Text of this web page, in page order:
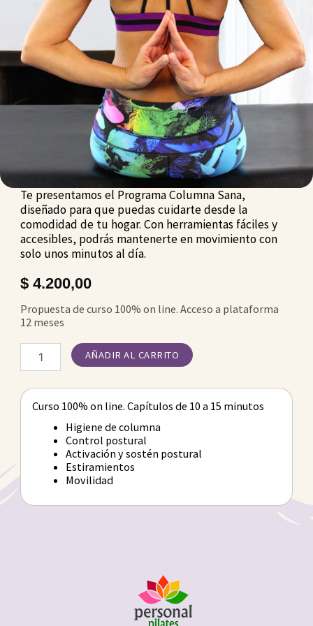
Te presentamos el Programa Columna Sana,
diseñado para que puedas cuidarte desde la
comodidad de tu hogar. Con herramientas fáciles y
accesibles, podrás mantenerte en movimiento con
solo unos minutos al día.
$ 4.200,00
Propuesta de curso 100% on line. Acceso a plataforma
12 meses
Sana
AÑADIR AL CARRITO
Curso 100% on line. Capítulos de 10 a 15 minutos
Higiene de columna
Control postural
Activación y sostén postural
Estiramientos
Movilidad